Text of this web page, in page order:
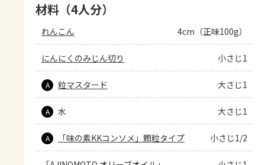
材料（4人分）
れんこん 4cm（正味100g）
にんにくのみじん切り 小さじ1
A 粒マスタード 大さじ1
A 水 大さじ1
A 「味の素KKコンソメ」顆粒タイプ 小さじ1/2